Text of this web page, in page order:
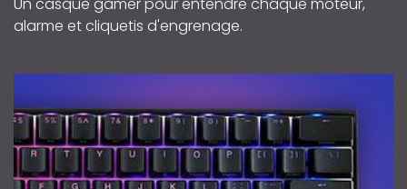
alarme et cliquetis d'engrenage.